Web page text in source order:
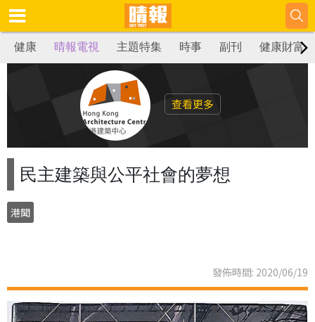
健康 晴報電視 主題特集 時事 副刊 健康財富
查看更多
民主建築與公平社會的夢想
港聞
發佈時間: 2020/06/19